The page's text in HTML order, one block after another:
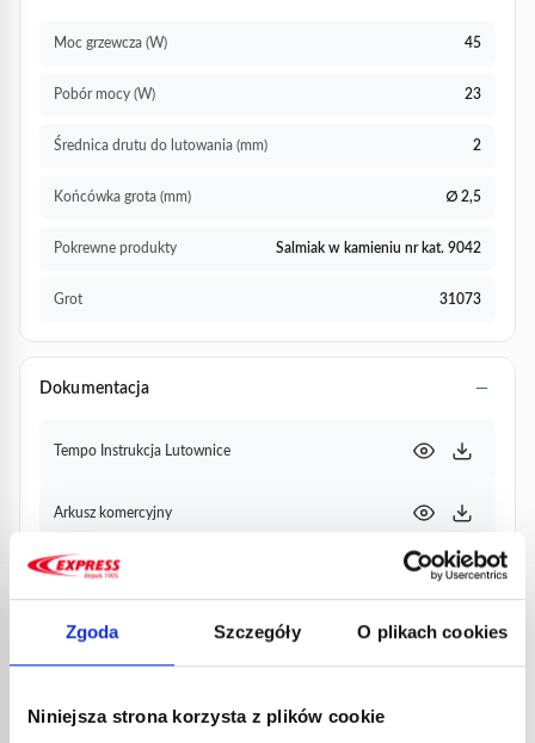
Zgoda Szczegóły O plikach cookies
Niniejsza strona korzysta z plików cookie
Moc grzewcza (W) 45
Pobór mocy (W) 23
Średnica drutu do lutowania (mm) 2
Końcówka grota (mm) ∅ 2,5
Pokrewne produkty Salmiak w kamieniu nr kat. 9042
Grot 31073
Dokumentacja
Tempo Instrukcja Lutownice
Arkusz komercyjny
PRODUKTY
POWIĄZANE